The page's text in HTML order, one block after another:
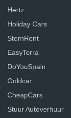
Hertz
Holiday Cars
SternRent
EasyTerra
DoYouSpain
Goldcar
CheapCars
Stuur Autoverhuur